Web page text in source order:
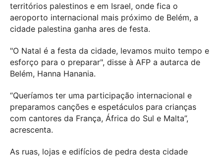
territórios palestinos e em Israel, onde fica o
aeroporto internacional mais próximo de Belém, a
cidade palestina ganha ares de festa.
"O Natal é a festa da cidade, levamos muito tempo e
esforço para o preparar", disse à AFP a autarca de
Belém, Hanna Hanania.
“Queríamos ter uma participação internacional e
preparamos canções e espetáculos para crianças
com cantores da França, África do Sul e Malta”,
acrescenta.
As ruas, lojas e edifícios de pedra desta cidade